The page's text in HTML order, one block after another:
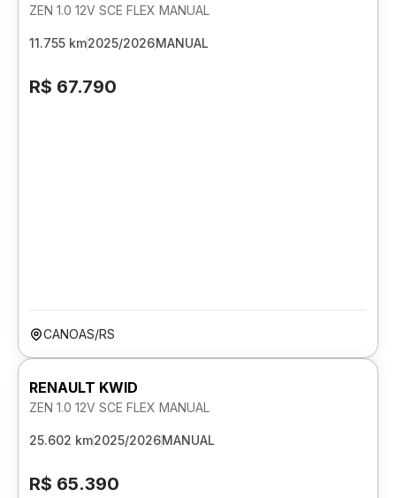
ZEN 1.0 12V SCE FLEX MANUAL
11.755 km2025/2026MANUAL
R$ 67.790
CANOAS/RS
RENAULT KWID
ZEN 1.0 12V SCE FLEX MANUAL
25.602 km2025/2026MANUAL
R$ 65.390